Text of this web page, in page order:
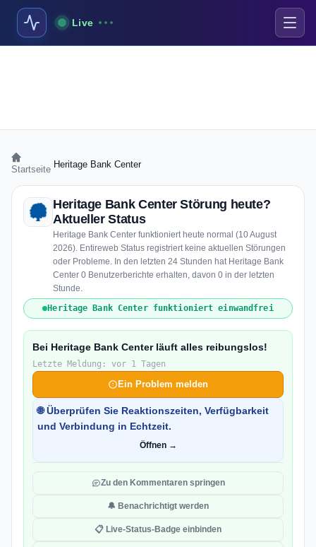
Live
Startseite Heritage Bank Center
Heritage Bank Center Störung heute?
Aktueller Status
Heritage Bank Center funktioniert heute normal (10 August
2026). Entireweb Status registriert keine aktuellen Störungen
oder Probleme. In den letzten 24 Stunden hat Heritage Bank
Center 0 Benutzerberichte erhalten, davon 0 in der letzten
Stunde.
Heritage Bank Center funktioniert einwandfrei
Bei Heritage Bank Center läuft alles reibungslos!
Letzte Meldung: vor 1 Tagen
Ein Problem melden
🌐 Überprüfen Sie Reaktionszeiten, Verfügbarkeit
und Verbindung in Echtzeit.
Öffnen →
Zu den Kommentaren springen
🔔 Benachrichtigt werden
📋 Live-Status-Badge einbinden